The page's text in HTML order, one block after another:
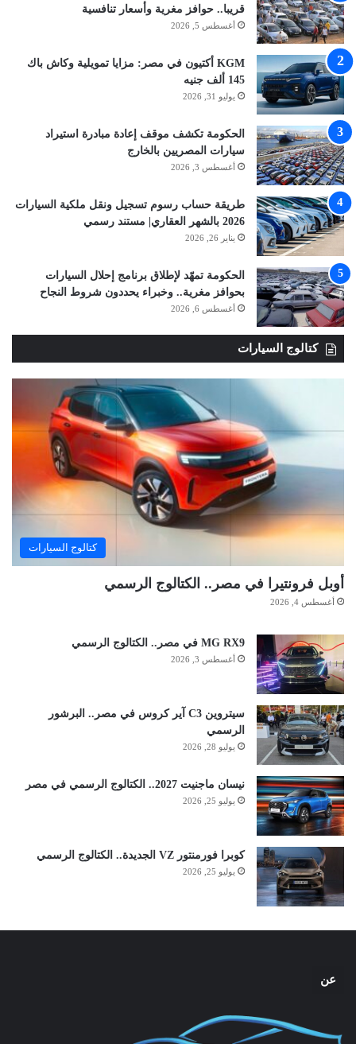
قريبا.. حوافز مغرية وأسعار تنافسية
أغسطس 5, 2026
KGM أكتيون في مصر: مزايا تمويلية وكاش باك
145 ألف جنيه
يوليو 31, 2026
الحكومة تكشف موقف إعادة مبادرة استيراد
سيارات المصريين بالخارج
أغسطس 3, 2026
طريقة حساب رسوم تسجيل ونقل ملكية السيارات
2026 بالشهر العقاري| مستند رسمي
يناير 26, 2026
الحكومة تمهّد لإطلاق برنامج إحلال السيارات
بحوافز مغرية.. وخبراء يحددون شروط النجاح
أغسطس 6, 2026
كتالوج السيارات
كتالوج السيارات
أوبل فرونتيرا في مصر.. الكتالوج الرسمي
أغسطس 4, 2026
MG RX9 في مصر.. الكتالوج الرسمي
أغسطس 3, 2026
سيتروين C3 آير كروس في مصر.. البرشور
الرسمي
يوليو 28, 2026
نيسان ماجنيت 2027.. الكتالوج الرسمي في مصر
يوليو 25, 2026
كوبرا فورمنتور VZ الجديدة.. الكتالوج الرسمي
يوليو 25, 2026
عن